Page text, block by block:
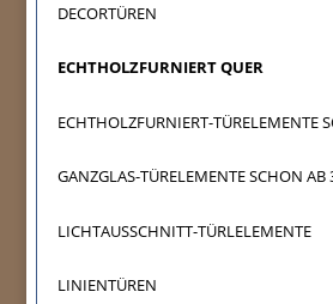
DECORTÜREN
ECHTHOLZFURNIERT QUER
ECHTHOLZFURNIERT-TÜRELEMENTE
GANZGLAS-TÜRELEMENTE SCHON AB
LICHTAUSSCHNITT-TÜRLELEMENTE
LINIENTÜREN